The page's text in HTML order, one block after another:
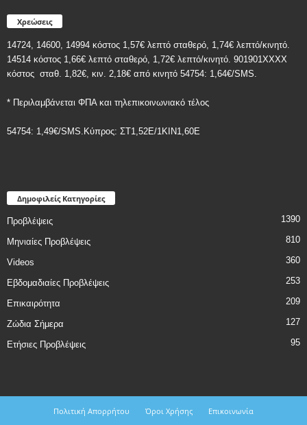
Χρεώσεις
14724, 14600, 14994 κόστος 1,57€ λεπτό σταθερό, 1,74€ λεπτό/κινητό.
14514 κόστος 1,66€ λεπτό σταθερό, 1,72€ λεπτό/κινητό. 901901ΧΧΧΧ
κόστος σταθ. 1,82€, κιν. 2,18€ από κινητό 54754: 1,64€/SMS.
* Περιλαμβάνεται ΦΠΑ και τηλεπικοινωνιακό τέλος
54754: 1,49€/SMS.Κύπρος: ΣT1,52E/1KIN1,60E
Δημοφιλείς Κατηγορίες
Προβλέψεις 1390
Μηνιαίες Προβλέψεις 810
Videos 360
Εβδομαδιαίες Προβλέψεις 253
Επικαιρότητα 209
Ζώδια Σήμερα 127
Ετήσιες Προβλέψεις 95
Πολιτική Απορρήτου Όροι Χρήσης
Επικοινωνία